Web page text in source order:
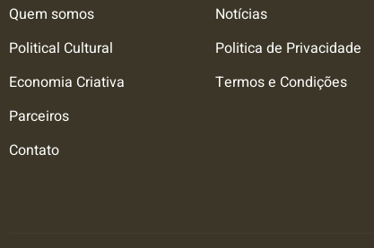
Quem somos
Political Cultural
Economia Criativa
Parceiros
Contato
Notícias
Politica de Privacidade
Termos e Condições